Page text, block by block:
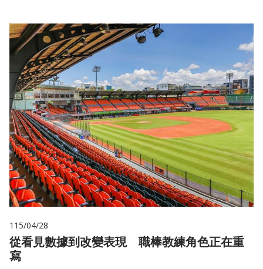
115/04/28
從看見數據到改變表現 職棒教練角色正在重
寫